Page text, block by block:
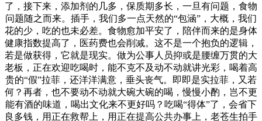
了，接下来，添加剂的几多，保质期多长，一旦有问题，食物
问题随之而来。插手，我们多一点天然的“包涵”，大概，我们
花的少，吃的也未必差。食物愈加平安了，陪伴而来的是身体
健康指数提高了，医药费也会削减。这不是一个抱负的逻辑，
若是做获得，它就是现实。做为公事人员抑或是腰缠万贯的大
老板，正在欢迎吃喝时，能不克不及动不动就讲光彩，喝着高
贵的“假”拉菲，还洋洋满意，垂头丧气。即即是实拉菲，又若
何？再者，也不要动不动就大碗大碗的喝，慢慢小酌，岂不更
能有酒的味道，喝出文化来不更好吗？吃喝“得体”了，会省下
良多钱，用正在救帮上，用正在提高公共办事上，老苍生拍手